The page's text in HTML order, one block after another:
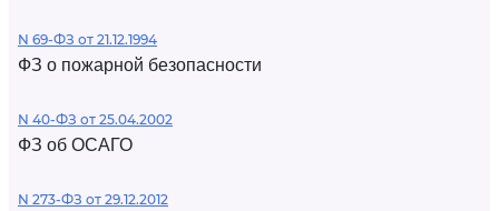
N 69-ФЗ от 21.12.1994
ФЗ о пожарной безопасности
N 40-ФЗ от 25.04.2002
ФЗ об ОСАГО
N 273-ФЗ от 29.12.2012